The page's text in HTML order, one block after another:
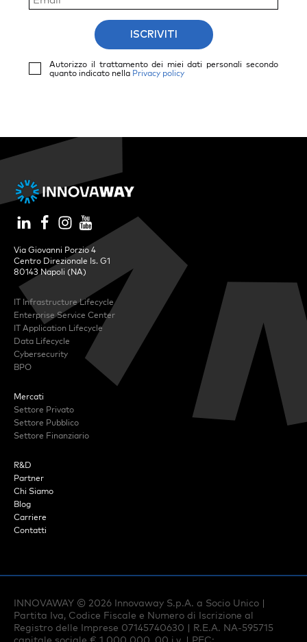
ISCRIVITI
Autorizzo il trattamento dei miei dati personali secondo
quanto indicato nella Privacy policy
Via Giovanni Porzio 4
Centro Direzionale Is. G1
80143 Napoli (NA)
IT Infrastructure Lifecycle
Enterprise Service Center
IT Application Lifecycle
Data Lifecycle
Cybersecurity
BPO
Mercati
Settore Privato
Settore Pubblico
Settore Finanziario
R&D
Partner
Chi Siamo
Blog
Carriere
Contatti
INNOVAWAY © 2026 Innovaway S.p.A. a Socio Unico |
Partita Iva, Codice Fiscale e Numero di Iscrizione al
Registro delle Imprese 07145740630 | R.E.A. NA-595715